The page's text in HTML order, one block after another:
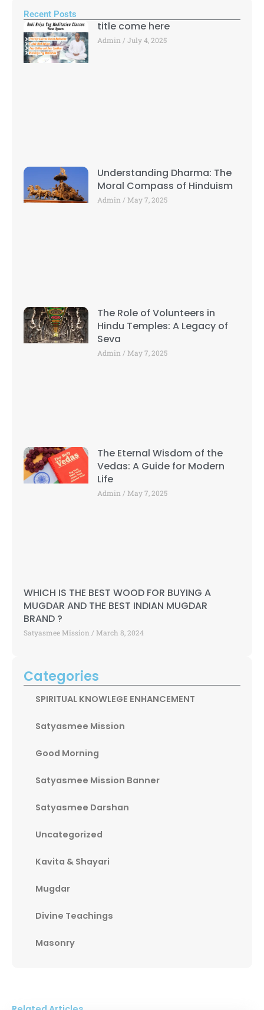
Recent Posts
title come here
Admin July 4, 2025
Understanding Dharma: The
Moral Compass of Hinduism
Admin May 7, 2025
The Role of Volunteers in
Hindu Temples: A Legacy of
Seva
Admin May 7, 2025
The Eternal Wisdom of the
Vedas: A Guide for Modern
Life
Admin May 7, 2025
WHICH IS THE BEST WOOD FOR BUYING A
MUGDAR AND THE BEST INDIAN MUGDAR
BRAND ?
Satyasmee Mission March 8, 2024
Categories
SPIRITUAL KNOWLEGE ENHANCEMENT
Satyasmee Mission
Good Morning
Satyasmee Mission Banner
Satyasmee Darshan
Uncategorized
Kavita & Shayari
Mugdar
Divine Teachings
Masonry